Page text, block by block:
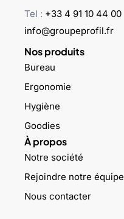
Tel : +33 4 91 10 44 00
info@groupeprofil.fr
Nos produits
Bureau
Ergonomie
Hygiène
Goodies
À propos
Notre société
Rejoindre notre équipe
Nous contacter